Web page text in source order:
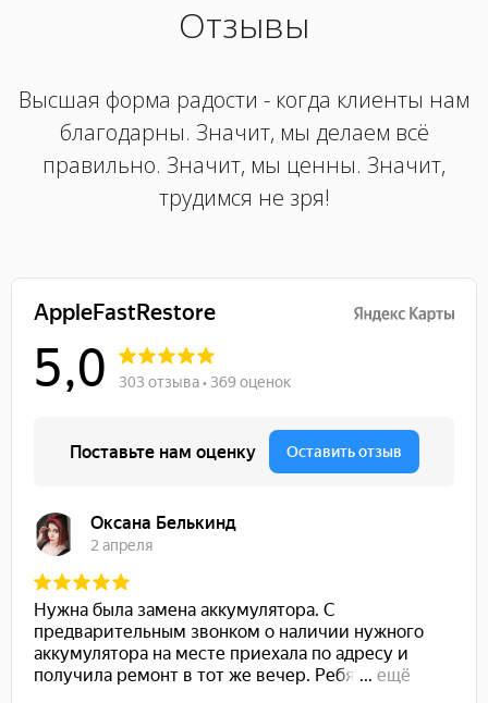
Отзывы
Высшая форма радости - когда клиенты нам
благодарны. Значит, мы делаем всё
правильно. Значит, мы ценны. Значит,
трудимся не зря!